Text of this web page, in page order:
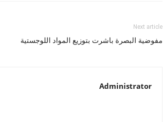
Next article
مفوضية البصرة باشرت بتوزيع المواد اللوجستية
Administrator